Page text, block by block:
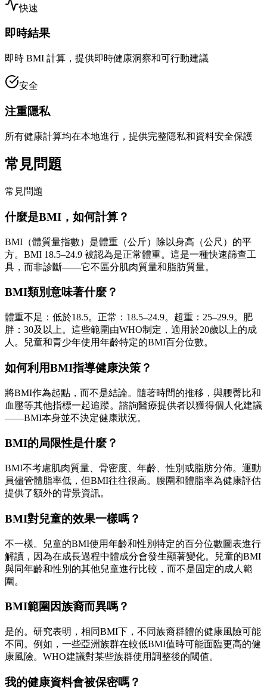
快速
即時結果
即時 BMI 計算，提供即時健康洞察和可行動建議
安全
注重隱私
所有健康計算均在本地進行，提供完整隱私和資料安全保護
常見問題
常見問題
什麼是BMI，如何計算？
BMI（體質量指數）是體重（公斤）除以身高（公尺）的平
方。BMI 18.5–24.9 被認為是正常體重。這是一種快速篩查工
具，而非診斷——它不區分肌肉質量和脂肪質量。
BMI類別意味著什麼？
體重不足：低於18.5。正常：18.5–24.9。超重：25–29.9。肥
胖：30及以上。這些範圍由WHO制定，適用於20歲以上的成
人。兒童和青少年使用年齡特定的BMI百分位數。
如何利用BMI指導健康決策？
將BMI作為起點，而不是結論。隨著時間的推移，與腰臀比和
血壓等其他指標一起追蹤。諮詢醫療提供者以獲得個人化建議
——BMI本身並不決定健康狀況。
BMI的局限性是什麼？
BMI不考慮肌肉質量、骨密度、年齡、性別或脂肪分佈。運動
員儘管體脂率低，但BMI往往很高。腰圍和體脂率為健康評估
提供了額外的背景資訊。
BMI對兒童的效果一樣嗎？
不一樣。兒童的BMI使用年齡和性別特定的百分位數圖表進行
解讀，因為在成長過程中體成分會發生顯著變化。兒童的BMI
與同年齡和性別的其他兒童進行比較，而不是固定的成人範
圍。
BMI範圍因族裔而異嗎？
是的。研究表明，相同BMI下，不同族裔群體的健康風險可能
不同。例如，一些亞洲族群在較低BMI值時可能面臨更高的健
康風險。WHO建議對某些族群使用調整後的閾值。
我的健康資料會被保密嗎？